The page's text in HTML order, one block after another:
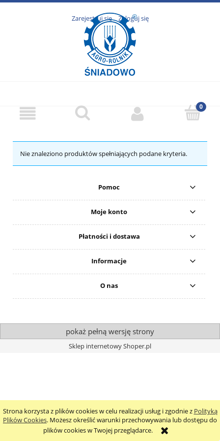
Strona korzysta z plików cookies w celu realizacji usług i zgodnie z Polityką
Plików Cookies. Możesz określić warunki przechowywania lub dostępu do
plików cookies w Twojej przeglądarce.
Zarejestruj się Zaloguj się
Nie znaleziono produktów spełniających podane kryteria.
Pomoc
Moje konto
Płatności i dostawa
Informacje
O nas
pokaż pełną wersję strony
Sklep internetowy Shoper.pl